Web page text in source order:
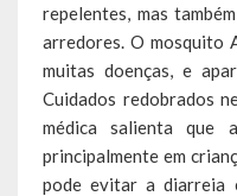
Obras e Viação
Saúde e Assistência Social
Desenvolvimento,
Serviços Urbanos
repelentes, mas
arredores. O mosquito
muitas doenças, e
Cuidados redobrados
médica salienta que
principalmente em
pode evitar a diarreia